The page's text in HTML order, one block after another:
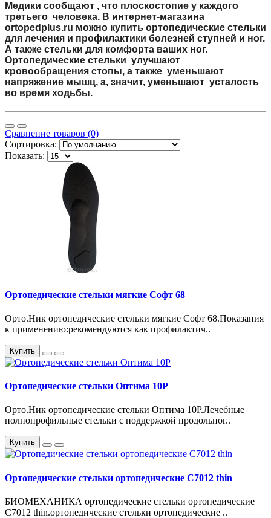
Медики сообщают , что плоскостопие у каждого
третьего человека. В интернет-магазина
ortopedplus.ru можно купить ортопедические стельки
для лечения и профилактики болезней ступней и ног.
А также стельки для комфорта ваших ног.
Ортопедические стельки улучшают
кровообращения стопы, а также уменьшают
напряжение мышц, а, значит, уменьшают усталость
во время ходьбы.
Сравнение товаров (0)
Сортировка:
Показать:
Ортопедические стельки мягкие Софт 68
Орто.Ник ортопедические стельки мягкие Софт 68.Показания
к применению:рекомендуются как профилактич..
Купить
Ортопедические стельки Оптима 10Р
Орто.Ник ортопедические стельки Оптима 10Р.Лечебные
полнопрофильные стельки с поддержкой продольног..
Купить
Ортопедические стельки ортопедические С7012 thin
БИОМЕХАНИКА ортопедические стельки ортопедические
С7012 thin.ортопедические стельки ортопедические ..